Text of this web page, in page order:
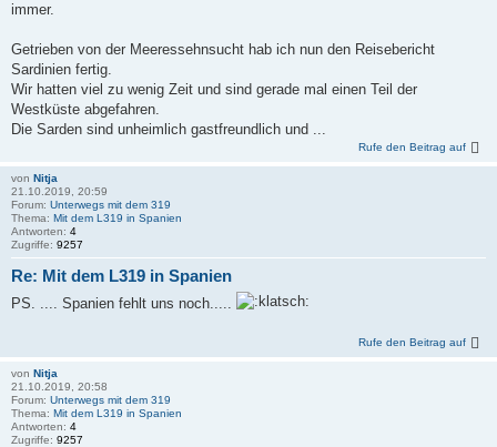
immer.
Getrieben von der Meeressehnsucht hab ich nun den Reisebericht
Sardinien fertig.
Wir hatten viel zu wenig Zeit und sind gerade mal einen Teil der
Westküste abgefahren.
Die Sarden sind unheimlich gastfreundlich und ...
Rufe den Beitrag auf
von Nitja
21.10.2019, 20:59
Forum: Unterwegs mit dem 319
Thema: Mit dem L319 in Spanien
Antworten: 4
Zugriffe: 9257
Re: Mit dem L319 in Spanien
PS. .... Spanien fehlt uns noch.....
Rufe den Beitrag auf
von Nitja
21.10.2019, 20:58
Forum: Unterwegs mit dem 319
Thema: Mit dem L319 in Spanien
Antworten: 4
Zugriffe: 9257